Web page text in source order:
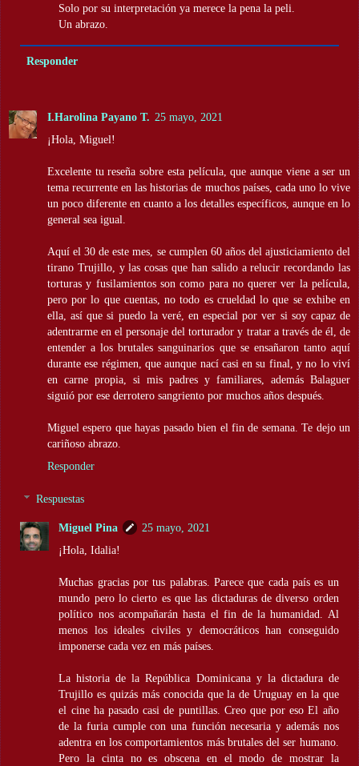
Solo por su interpretación ya merece la pena la peli.
Un abrazo.
Responder
I.Harolina Payano T. 25 mayo, 2021
¡Hola, Miguel!
Excelente tu reseña sobre esta película, que aunque viene a ser un
tema recurrente en las historias de muchos países, cada uno lo vive
un poco diferente en cuanto a los detalles específicos, aunque en lo
general sea igual.
Aquí el 30 de este mes, se cumplen 60 años del ajusticiamiento del
tirano Trujillo, y las cosas que han salido a relucir recordando las
torturas y fusilamientos son como para no querer ver la película,
pero por lo que cuentas, no todo es crueldad lo que se exhibe en
ella, así que si puedo la veré, en especial por ver si soy capaz de
adentrarme en el personaje del torturador y tratar a través de él, de
entender a los brutales sanguinarios que se ensañaron tanto aquí
durante ese régimen, que aunque nací casi en su final, y no lo viví
en carne propia, si mis padres y familiares, además Balaguer
siguió por ese derrotero sangriento por muchos años después.
Miguel espero que hayas pasado bien el fin de semana. Te dejo un
cariñoso abrazo.
Responder
Respuestas
Miguel Pina
25 mayo, 2021
¡Hola, Idalia!
Muchas gracias por tus palabras. Parece que cada país es un
mundo pero lo cierto es que las dictaduras de diverso orden
político nos acompañarán hasta el fin de la humanidad. Al
menos los ideales civiles y democráticos han conseguido
imponerse cada vez en más países.
La historia de la República Dominicana y la dictadura de
Trujillo es quizás más conocida que la de Uruguay en la que
el cine ha pasado casi de puntillas. Creo que por eso El año
de la furia cumple con una función necesaria y además nos
adentra en los comportamientos más brutales del ser humano.
Pero la cinta no es obscena en el modo de mostrar la